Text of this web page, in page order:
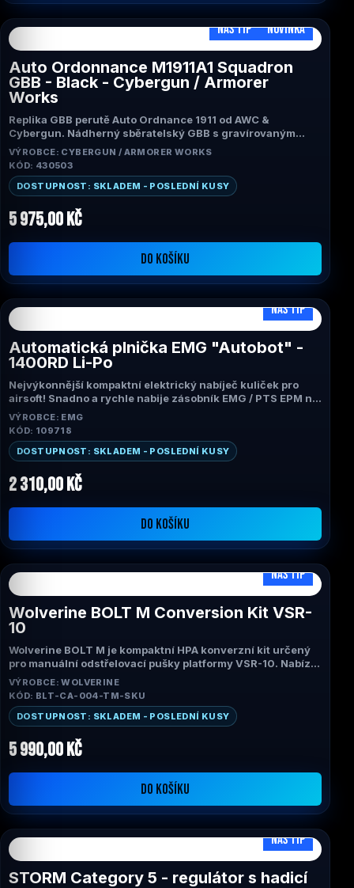
NÁŠ TIP NOVINKA
Auto Ordonnance M1911A1 Squadron
GBB - Black - Cybergun / Armorer
Works
Replika GBB perutě Auto Ordnance 1911 od AWC &
Cybergun. Nádherný sběratelský GBB s gravírovaným
efektem "trup letadla", odznaky USAAF a žraločím nosem
na každé straně a také gravírovanými dřevěnými rukojeťmi
USA na památku statečnosti amerických pilotů během 2.
světové války.
VÝROBCE: CYBERGUN / ARMORER WORKS
KÓD: 430503
DOSTUPNOST: SKLADEM - POSLEDNÍ KUSY
5 975,00 Kč
DO KOŠÍKU
NÁŠ TIP
Automatická plnička EMG "Autobot" -
1400RD Li-Po
Nejvýkonnější kompaktní elektrický nabíječ kuliček pro
airsoft! Snadno a rychle nabije zásobník EMG / PTS EPM na
250 ran! Nabije i ten nejtvrdší zásobník na 250 ran za
méně než 20 sekund, plně nabije zásobníky GBB za 3
sekundy nebo méně!
Velký zásobník na 1400 kuliček s uzamykatelným krytem
Skvělé pro rychlé nabití více zásobníků v krátkém čase a co
je nejlepší, není potřeba žádné natahování!
VÝROBCE: EMG
KÓD: 109718
DOSTUPNOST: SKLADEM - POSLEDNÍ KUSY
2 310,00 Kč
DO KOŠÍKU
NÁŠ TIP
Wolverine BOLT M Conversion Kit VSR-
10
Wolverine BOLT M je kompaktní HPA konverzní kit určený
pro manuální odstřelovací pušky platformy VSR-10. Nabízí
konzistentní výkon, minimální rozptyl úsťové rychlosti a
snadné nastavení výkonu pomocí externího regulátoru.
Díky jednoduché instalaci a vysoké spolehlivosti patří mezi
nejoblíbenější HPA systémy pro airsoftové odstřelovače.
VÝROBCE: WOLVERINE
KÓD: BLT-CA-004-TM-SKU
DOSTUPNOST: SKLADEM - POSLEDNÍ KUSY
5 990,00 Kč
DO KOŠÍKU
NÁŠ TIP
STORM Category 5 - regulátor s hadicí